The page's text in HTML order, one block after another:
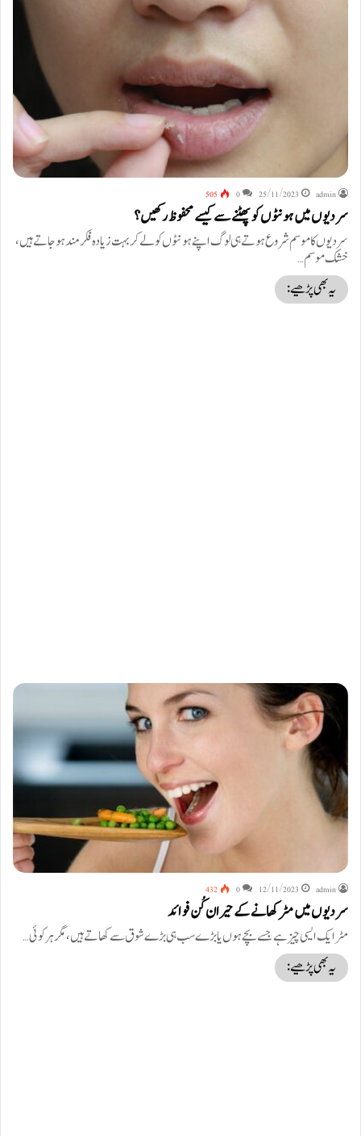
admin
25/11/2023
0
505
سردیوں میں ہونٹوں کو پھٹنے سے کیسے محفوظ رکھیں؟
سردیوں کا موسم شروع ہوتے ہی لوگ اپنے ہونٹوں کو لے کر بہت زیادہ فکر مند ہوجاتے ہیں،
خشک موسم…
یہ بھی پڑھیے:
admin
12/11/2023
0
432
سردیوں میں مٹر کھانے کے حیران کُن فوائد
مٹر ایک ایسی چیز ہے جسے بچے ہوں یا بڑے سب ہی بڑے شوق سے کھاتے ہیں، مگر ہر کوئی…
یہ بھی پڑھیے: